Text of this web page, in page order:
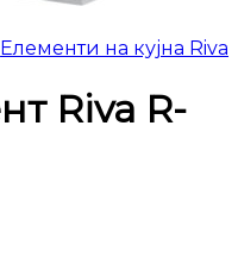
Елементи на кујна Riva
Riva R-